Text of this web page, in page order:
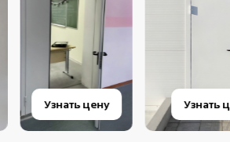
Узнать цену Узнать цену